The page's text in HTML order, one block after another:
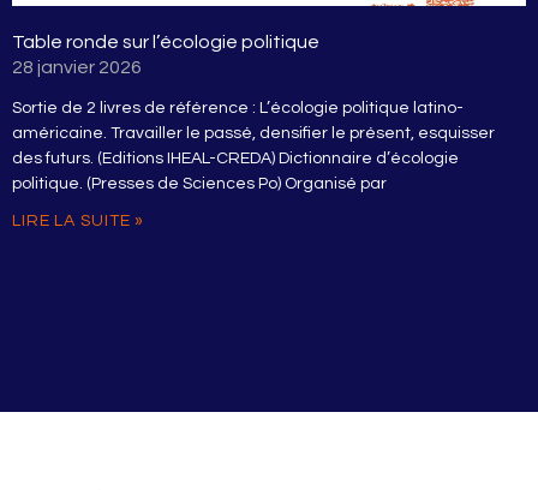
Table ronde sur l’écologie politique
28 janvier 2026
Sortie de 2 livres de référence : L’écologie politique latino-
américaine. Travailler le passé, densifier le présent, esquisser
des futurs. (Editions IHEAL-CREDA) Dictionnaire d’écologie
politique. (Presses de Sciences Po) Organisé par
LIRE LA SUITE »